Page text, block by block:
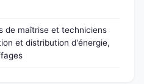
de maîtrise et techniciens
et distribution d'énergie,